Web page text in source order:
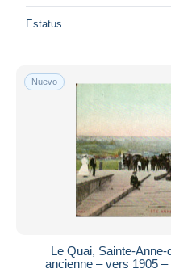
Estatus
Nuevo
Le Quai, Sainte-
ancienne – vers 1905